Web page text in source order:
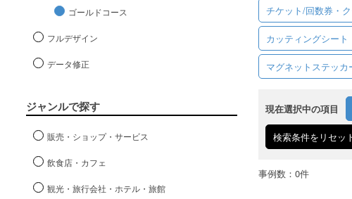
チケット/回数券・
カッティングシート
マグネットステッカ
現在選択中の項目
検索条件をリセッ
ゴールドコース
フルデザイン
データ修正
ジャンルで探す
販売・ショップ・サービス
飲食店・カフェ
観光・旅行会社・ホテル・旅館
事例数：0件